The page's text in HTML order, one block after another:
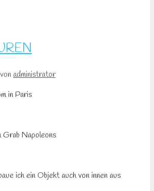
von administrator
in Paris
Grab Napoleons
ich ein Objekt auch von innen aus